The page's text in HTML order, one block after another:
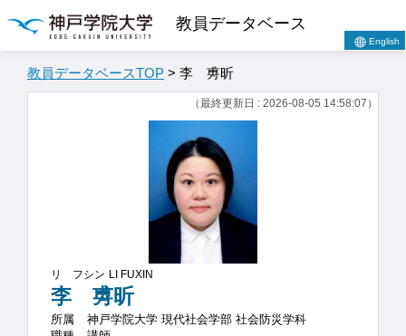
教員データベース
English
教員データベースTOP > 李 旉昕
（最終更新日 : 2026-08-05 14:58:07）
リ フシン LI FUXIN
李 旉昕
所属
神戸学院大学 現代社会学部 社会防災学科